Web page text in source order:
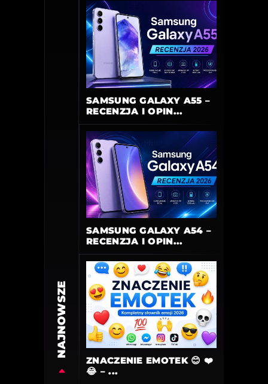
NAJNOWSZE
SAMSUNG GALAXY A55 –
RECENZJA I OPIN...
SAMSUNG GALAXY A54 –
RECENZJA I OPIN...
ZNACZENIE EMOTEK 😊 ❤️
😂 – ...